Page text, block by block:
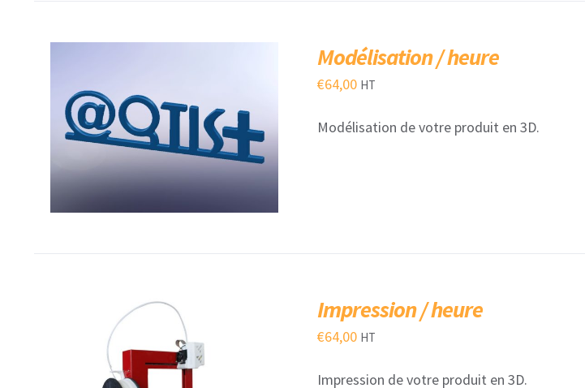
AJOUTER AU PANIER QUICK VIEW
Modélisation / heure
€64,00 HT
Modélisation de votre produit en 3D.
Impression / heure
€64,00 HT
Impression de votre produit en 3D.